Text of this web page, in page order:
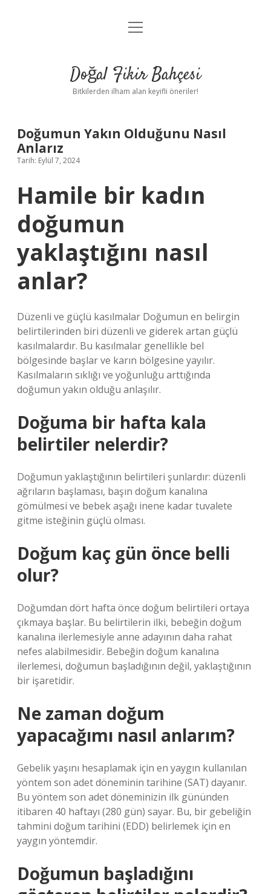
Anasayfa
Yasal Uyarı
menüyü
Doğal Fikir Bahçesi
Bitkilerden ilham alan keyifli öneriler!
Doğumun Yakın Olduğunu Nasıl
Anlarız
Tarih: Eylül 7, 2024
Hamile bir kadın
doğumun
yaklaştığını nasıl
anlar?
Düzenli ve güçlü kasılmalar Doğumun en belirgin
belirtilerinden biri düzenli ve giderek artan güçlü
kasılmalardır. Bu kasılmalar genellikle bel
bölgesinde başlar ve karın bölgesine yayılır.
Kasılmaların sıklığı ve yoğunluğu arttığında
doğumun yakın olduğu anlaşılır.
Doğuma bir hafta kala
belirtiler nelerdir?
Doğumun yaklaştığının belirtileri şunlardır: düzenli
ağrıların başlaması, başın doğum kanalına
gömülmesi ve bebek aşağı inene kadar tuvalete
gitme isteğinin güçlü olması.
Doğum kaç gün önce belli
olur?
Doğumdan dört hafta önce doğum belirtileri ortaya
çıkmaya başlar. Bu belirtilerin ilki, bebeğin doğum
kanalına ilerlemesiyle anne adayının daha rahat
nefes alabilmesidir. Bebeğin doğum kanalına
ilerlemesi, doğumun başladığının değil, yaklaştığının
bir işaretidir.
Ne zaman doğum
yapacağımı nasıl anlarım?
Gebelik yaşını hesaplamak için en yaygın kullanılan
yöntem son adet döneminin tarihine (SAT) dayanır.
Bu yöntem son adet döneminizin ilk gününden
itibaren 40 haftayı (280 gün) sayar. Bu, bir gebeliğin
tahmini doğum tarihini (EDD) belirlemek için en
yaygın yöntemdir.
Doğumun başladığını